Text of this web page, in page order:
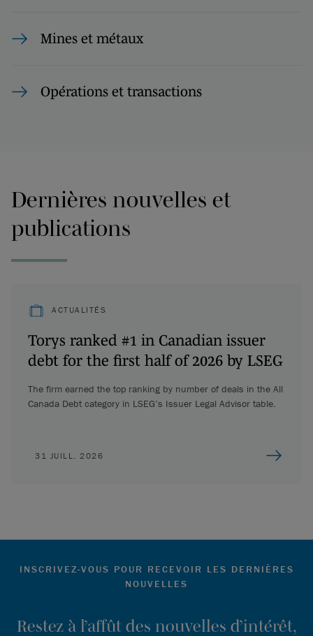
Mines et métaux
Opérations et transactions
Dernières nouvelles et
publications
ACTUALITÉS
Torys ranked #1 in Canadian issuer
debt for the first half of 2026 by LSEG
The firm earned the top ranking by number of deals in the All
Canada Debt category in LSEG’s Issuer Legal Advisor table.
31 JUILL. 2026
INSCRIVEZ-VOUS POUR RECEVOIR LES DERNIÈRES
NOUVELLES
Restez à l’affût des nouvelles d’intérêt,